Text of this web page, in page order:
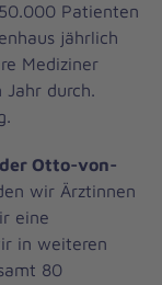
Patienten
jährlich
Mediziner
durch.
Otto-von-
wir Ärztinnen
eine
in weiteren
80